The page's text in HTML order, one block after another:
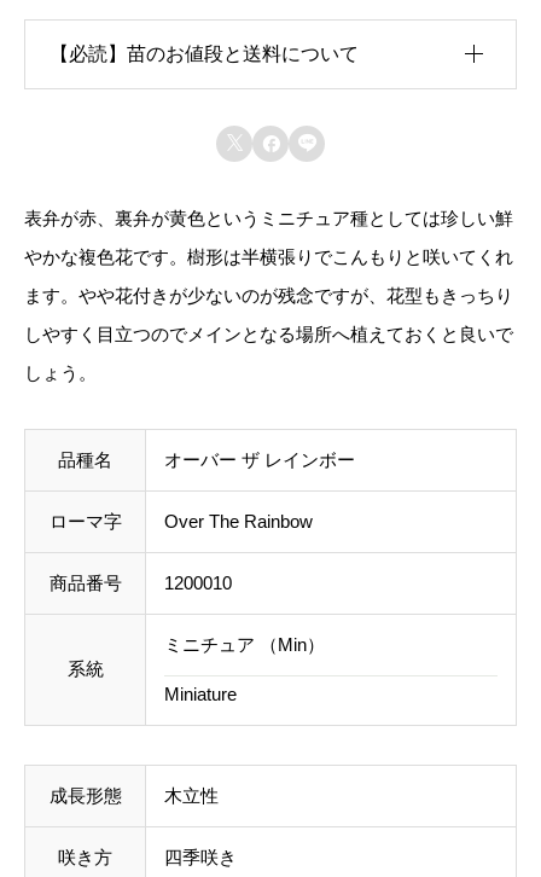
ー
O
v
e
r
e
n
b
w
個
【必読】苗のお値段と送料について
生育状況が各苗、また季節ごとに異なるため、苗のお
での表示となっております。
また、送料につきましては、苗の種類、生育形態、生
育状況、本数などによって大きく変動するため、カー
ト上では未記載となっております。
ご注文後にお送りする「ご注文確定メール」にて、送
等に不都合ございましたら、メール到着後にキャンセ
ルを承っております。
事前のお見積もりがご希望の場合は「お問い合わせフ
ォーム」よりご連絡をお願いいたします。
  
表弁が赤、裏弁が黄色というミニチュア種としては珍しい鮮
やかな複色花です。樹形は半横張りでこんもりと咲いてくれ
ます。やや花付きが少ないのが残念ですが、花型もきっちり
しやすく目立つのでメインとなる場所へ植えておくと良いで
しょう。
品種名 オーバー ザ レインボー
ローマ字 Over The Rainbow
商品番号 1200010
系統
ミニチュア （Min）
Miniature
成長形態 木立性
咲き方 四季咲き